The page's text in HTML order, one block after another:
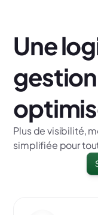
Une
Plus de visibilité,
simplifiée pour